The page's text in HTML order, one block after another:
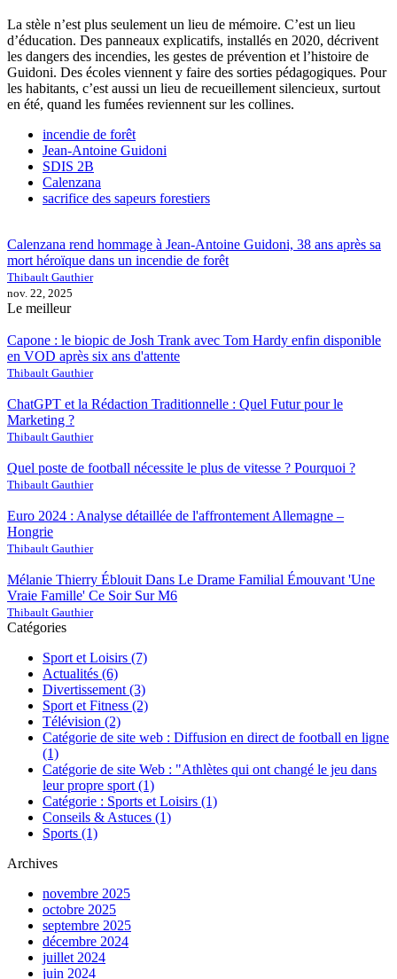
La stèle n’est plus seulement un lieu de mémoire. C’est un lieu
d’éducation. Des panneaux explicatifs, installés en 2020, décrivent
les dangers des incendies, les gestes de prévention et l’histoire de
Guidoni. Des écoles viennent y faire des sorties pédagogiques. Pour
les habitants, c’est aussi un lieu de recueillement silencieux, surtout
en été, quand les fumées reviennent sur les collines.
incendie de forêt
Jean-Antoine Guidoni
SDIS 2B
Calenzana
sacrifice des sapeurs forestiers
Calenzana rend hommage à Jean-Antoine Guidoni, 38 ans après sa
mort héroïque dans un incendie de forêt
Thibault Gauthier
nov. 22, 2025
Le meilleur
Capone : le biopic de Josh Trank avec Tom Hardy enfin disponible
en VOD après six ans d'attente
Thibault Gauthier
ChatGPT et la Rédaction Traditionnelle : Quel Futur pour le
Marketing ?
Thibault Gauthier
Quel poste de football nécessite le plus de vitesse ? Pourquoi ?
Thibault Gauthier
Euro 2024 : Analyse détaillée de l'affrontement Allemagne –
Hongrie
Thibault Gauthier
Mélanie Thierry Éblouit Dans Le Drame Familial Émouvant 'Une
Vraie Famille' Ce Soir Sur M6
Thibault Gauthier
Catégories
Sport et Loisirs (7)
Actualités (6)
Divertissement (3)
Sport et Fitness (2)
Télévision (2)
Catégorie de site web : Diffusion en direct de football en ligne
(1)
Catégorie de site Web : "Athlètes qui ont changé le jeu dans
leur propre sport (1)
Catégorie : Sports et Loisirs (1)
Conseils & Astuces (1)
Sports (1)
Archives
novembre 2025
octobre 2025
septembre 2025
décembre 2024
juillet 2024
juin 2024